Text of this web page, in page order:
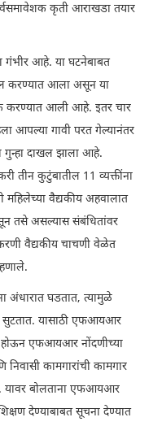
कृती आराखडा तयार
गंभीर आहे. या घटनेबाबत
करण्यात आला असून या
करण्यात आली आहे. इतर चार
आपल्या गावी परत गेल्यानंतर
गुन्हा दाखल झाला आहे.
तीन कुटुंबातील 11 व्यक्तींना
वैद्यकीय अहवालात
तसे असल्यास संबंधितांवर
वैद्यकीय चाचणी वेळेत
अंधारात घडतात, त्यामुळे
यासाठी एफआयआर
होऊन एफआयआर नोंदणीच्या
कामगारांची कामगार
यावर बोलताना एफआयआर
देण्याबाबत सूचना देण्यात